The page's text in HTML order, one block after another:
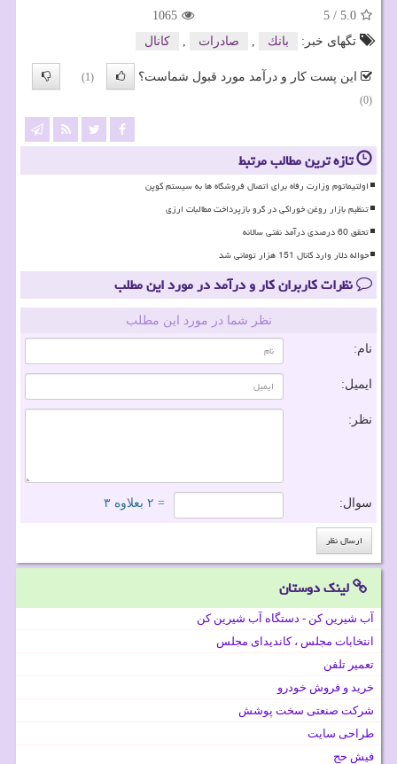
5.0
/
5
1065
تگهای خبر:
بانك , صادرات , كانال
این پست کار و درآمد مورد قبول شماست؟
(1)
(0)
تازه ترین مطالب مرتبط
اولتیماتوم وزارت رفاه برای اتصال فروشگاه ها به سیستم کوپن
تنظیم بازار روغن خوراکی در گرو بازپرداخت مطالبات ارزی
تحقق 60 درصدی درآمد نفتی سالانه
حواله دلار وارد کانال 151 هزار تومانی شد
نظرات کاربران کار و درآمد در مورد این مطلب
نظر شما در مورد این مطلب
نام:
ایمیل:
نظر:
سوال: = ۲ بعلاوه ۳
لینک دوستان
آب شیرین کن - دستگاه آب شیرین کن
انتخابات مجلس ، کاندیدای مجلس
تعمیر تلفن
خرید و فروش خودرو
شرکت صنعتی سخت پوشش
طراحی سایت
فیش حج